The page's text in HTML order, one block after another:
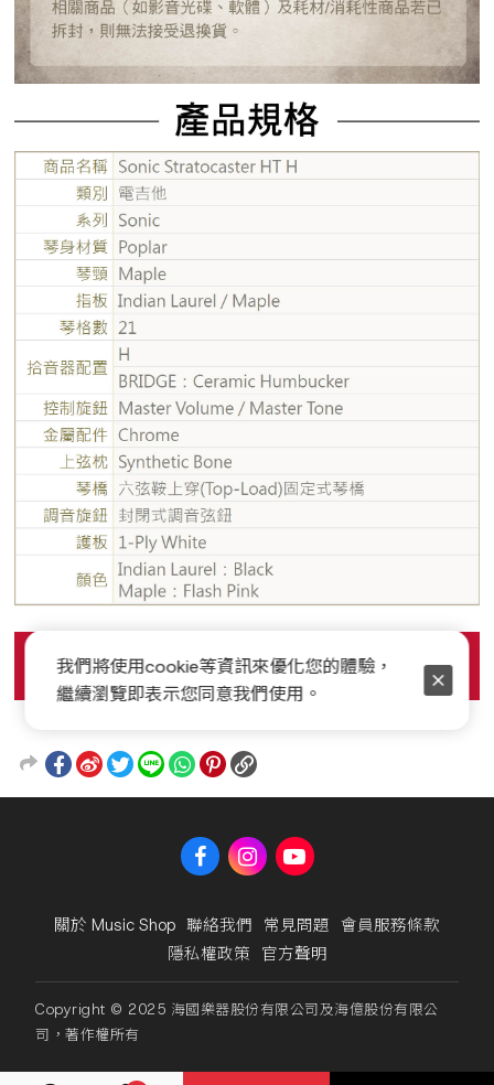
關於 Music Shop 聯絡我們 常見問題 會員服務條款
隱私權政策 官方聲明
Copyright © 2025 海國樂器股份有限公司及海億股份有限公
司，著作權所有
我們將使用cookie等資訊來優化您的體驗，
繼續瀏覽即表示您同意我們使用。